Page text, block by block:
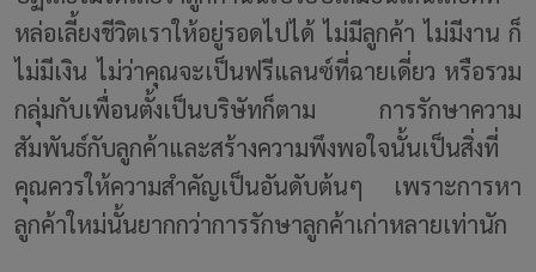
หล่อเลี้ยงชีวิตเราให้อยู่รอดไปได้ ไม่มีลูกค้า ไม่มีงาน ก็
ไม่มีเงิน ไม่ว่าคุณจะเป็นฟรีแลนซ์ที่ฉายเดี่ยว หรือรวม
กลุ่มกับเพื่อนตั้งเป็นบริษัทก็ตาม การรักษาความ
สัมพันธ์กับลูกค้าและสร้างความพึงพอใจนั้นเป็นสิ่งที่
คุณควรให้ความสำคัญเป็นอันดับต้นๆ เพราะการหา
ลูกค้าใหม่นั้นยากกว่าการรักษาลูกค้าเก่าหลายเท่านัก